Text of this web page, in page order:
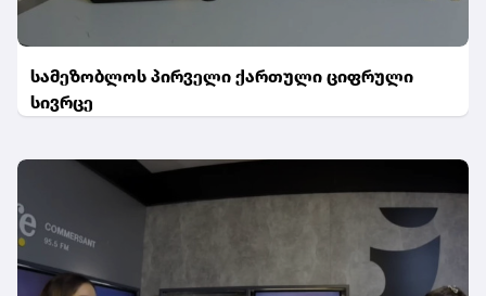
სამეზობლოს პირველი ქართული ციფრული
სივრცე